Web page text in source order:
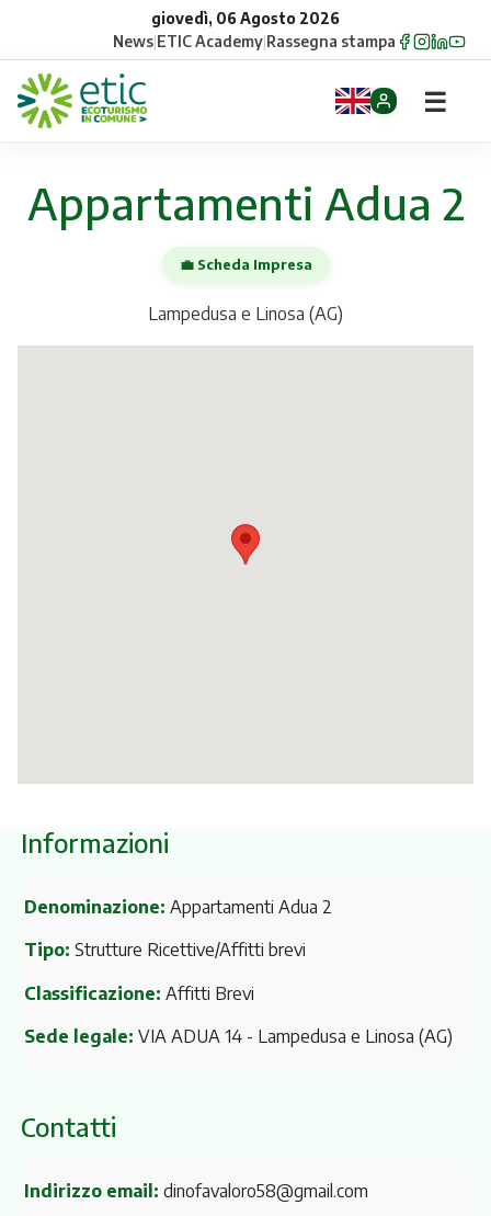
giovedì, 06 Agosto 2026
News|ETIC Academy|Rassegna stampa
Opportunità
☰
Appartamenti Adua 2
💼 Scheda Impresa
Lampedusa e Linosa (AG)
Informazioni
Denominazione: Appartamenti Adua 2
Tipo: Strutture Ricettive/Affitti brevi
Classificazione: Affitti Brevi
Sede legale: VIA ADUA 14 - Lampedusa e Linosa (AG)
Contatti
Indirizzo email: dinofavaloro58@gmail.com